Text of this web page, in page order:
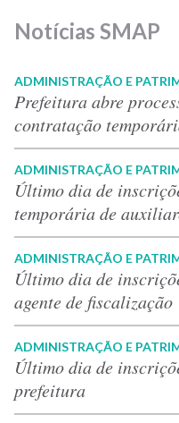
Notícias SMAP
ADMINISTRAÇÃO E
Prefeitura abre
contratação
ADMINISTRAÇÃO E
Último dia de
temporária de
ADMINISTRAÇÃO E
Último dia de
agente de fiscalização
ADMINISTRAÇÃO E
Último dia de
prefeitura